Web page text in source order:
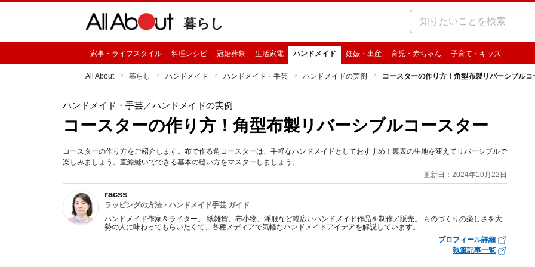
暮らし
家事・ライフスタイル 料理レシピ 冠婚葬祭 生活家電 ハンドメイド 妊娠・出産 育児・赤ちゃん 子育て・キッズ
All About 暮らし ハンドメイド ハンドメイド・手芸 ハンドメイドの実例 コースターの作り方！角型布製リバーシブルコ
ハンドメイド・手芸／ハンドメイドの実例
コースターの作り方！角型布製リバーシブルコースター
コースターの作り方をご紹介します。布で作る角コースターは、手軽なハンドメイドとしておすすめ！裏表の生地を変えてリバーシブルで
楽しみましょう。直線縫いでできる基本の縫い方をマスターしましょう。
更新日：2024年10月22日
racss
ラッピングの方法・ハンドメイド手芸 ガイド
ハンドメイド作家＆ライター。 紙雑貨、布小物、洋服など幅広いハンドメイド作品を制作／販売。 ものづくりの楽しさを大
勢の人に味わってもらいたくて、各種メディアで気軽なハンドメイドアイデアを解説しています。
プロフィール詳細
執筆記事一覧